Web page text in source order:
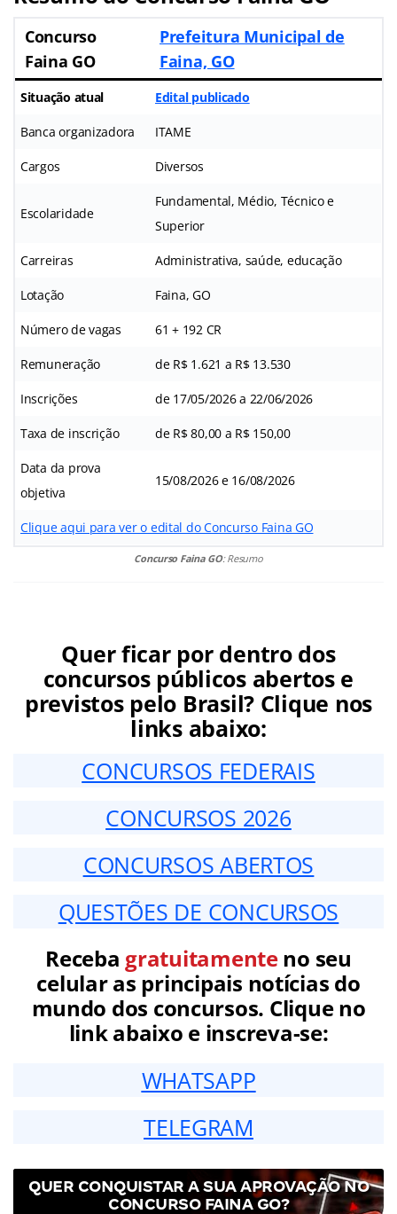
Concurso
Faina GO
Prefeitura Municipal de
Faina, GO
Situação atual Edital publicado
Banca organizadora ITAME
Cargos Diversos
Escolaridade
Fundamental, Médio, Técnico e
Superior
Carreiras Administrativa, saúde, educação
Lotação Faina, GO
Número de vagas 61 + 192 CR
Remuneração de R$ 1.621 a R$ 13.530
Inscrições de 17/05/2026 a 22/06/2026
Taxa de inscrição de R$ 80,00 a R$ 150,00
Data da prova
objetiva
15/08/2026 e 16/08/2026
Clique aqui para ver o edital do Concurso Faina GO
Concurso Faina GO: Resumo
Quer ficar por dentro dos
concursos públicos abertos e
previstos pelo Brasil? Clique nos
links abaixo:
CONCURSOS FEDERAIS
CONCURSOS 2026
CONCURSOS ABERTOS
QUESTÕES DE CONCURSOS
Receba gratuitamenteno seu
celular as principais notícias do
mundo dos concursos. Clique no
link abaixo e inscreva-se:
WHATSAPP
TELEGRAM
QUER CONQUISTAR A SUA APROVAÇÃO NO
CONCURSO FAINA GO?